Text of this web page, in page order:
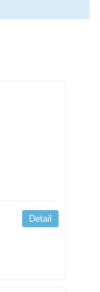
Detail